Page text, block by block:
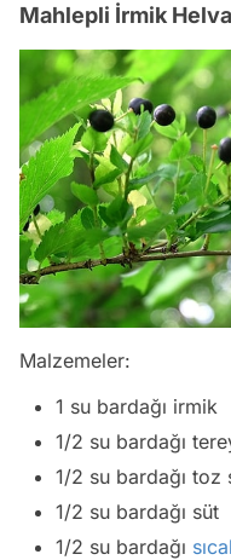
Mahlepli İrmik
Malzemeler:
1 su bardağı irmik
1/2 su bardağı
1/2 su bardağı toz
1/2 su bardağı süt
1/2 su bardağı